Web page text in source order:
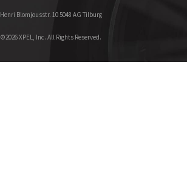
Henri Blomjousstr. 10 5048 AG Tilburg
©2026 XPEL, Inc. All Rights Reserved.